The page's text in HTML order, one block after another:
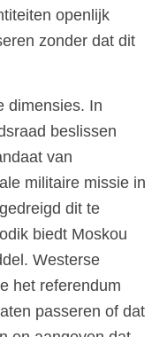
openlijk
zonder dat dit
dimensies. In
beslissen
van
militaire missie in
dit te
biedt Moskou
Westerse
het referendum
passeren of dat